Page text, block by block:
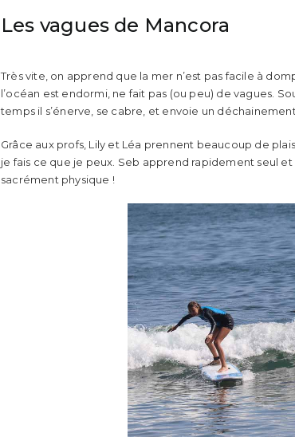
Les vagues de Mancora
Très vite, on apprend que la mer n’est pas facile à
l’océan est endormi, ne fait pas (ou peu) de vagues.
temps il s’énerve, se cabre, et envoie un
Grâce aux profs, Lily et Léa prennent beaucoup de
je fais ce que je peux. Seb apprend rapidement seul et
sacrément physique !